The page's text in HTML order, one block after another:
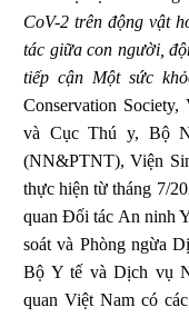
CoV-2 trên động vật
tác giữa con người,
tiếp cận Một sức
Conservation
và Cục Thú y, Bộ
(NN&PTNT), Viện
thực hiện từ tháng 7/
quan Đối tác An ninh
soát và Phòng ngừa
Bộ Y tế và Dịch vụ
quan Việt Nam có